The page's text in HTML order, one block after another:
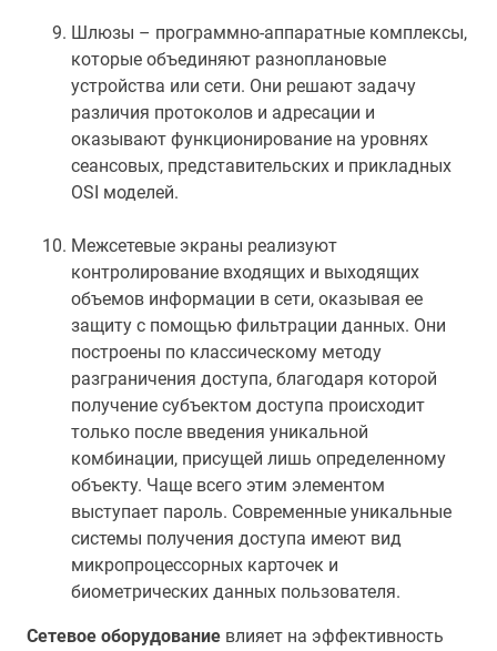
Шлюзы – программно-аппаратные комплексы,
которые объединяют разноплановые
устройства или сети. Они решают задачу
различия протоколов и адресации и
оказывают функционирование на уровнях
сеансовых, представительских и прикладных
OSI моделей.
Межсетевые экраны реализуют
контролирование входящих и выходящих
объемов информации в сети, оказывая ее
защиту с помощью фильтрации данных. Они
построены по классическому методу
разграничения доступа, благодаря которой
получение субъектом доступа происходит
только после введения уникальной
комбинации, присущей лишь определенному
объекту. Чаще всего этим элементом
выступает пароль. Современные уникальные
системы получения доступа имеют вид
микропроцессорных карточек и
биометрических данных пользователя.
Сетевое оборудование влияет на эффективность